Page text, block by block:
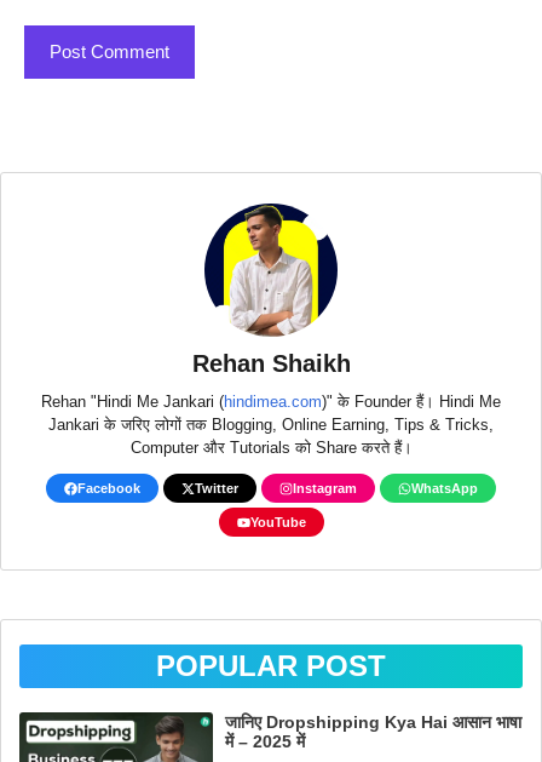
Rehan Shaikh
Rehan "Hindi Me Jankari (hindimea.com)" के Founder हैं। Hindi Me
Jankari के जरिए लोगों तक Blogging, Online Earning, Tips & Tricks,
Computer और Tutorials को Share करते हैं।
Facebook Twitter Instagram WhatsApp
YouTube
POPULAR POST
जानिए Dropshipping Kya Hai आसान भाषा
में – 2025 में